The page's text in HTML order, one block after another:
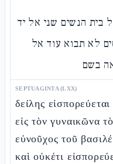
בית הנשים שני אל יד
לא תבוא עוד אל
בשם
SEPTUAGINTA (LXX)
δείλης
εἰς τὸν γυναικῶνα
εὐνοῦχος τοῦ
καὶ οὐκέτι